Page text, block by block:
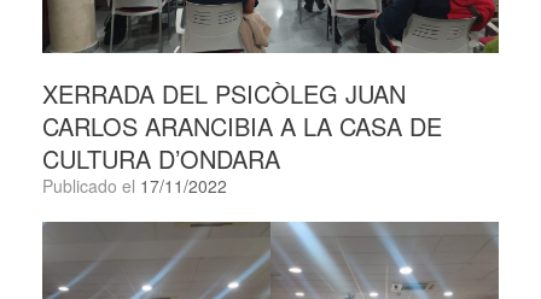
XERRADA DEL PSICÒLEG JUAN
CARLOS ARANCIBIA A LA CASA DE
CULTURA D’ONDARA
Publicado el 17/11/2022